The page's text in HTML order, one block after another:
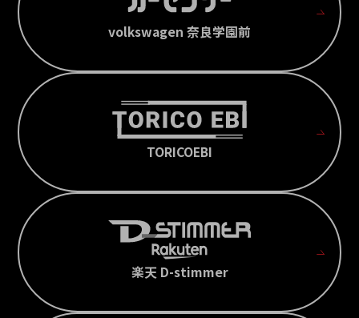
volkswagen 奈良学園前
TORICOEBI
楽天 D-stimmer